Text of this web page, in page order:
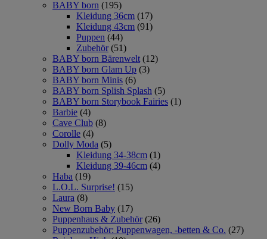
BABY born (195)
Kleidung 36cm (17)
Kleidung 43cm (91)
Puppen (44)
Zubehör (51)
BABY born Bärenwelt (12)
BABY born Glam Up (3)
BABY born Minis (6)
BABY born Splish Splash (5)
BABY born Storybook Fairies (1)
Barbie (4)
Cave Club (8)
Corolle (4)
Dolly Moda (5)
Kleidung 34-38cm (1)
Kleidung 39-46cm (4)
Haba (19)
L.O.L. Surprise! (15)
Laura (8)
New Born Baby (17)
Puppenhaus & Zubehör (26)
Puppenzubehör: Puppenwagen, -betten & Co. (27)